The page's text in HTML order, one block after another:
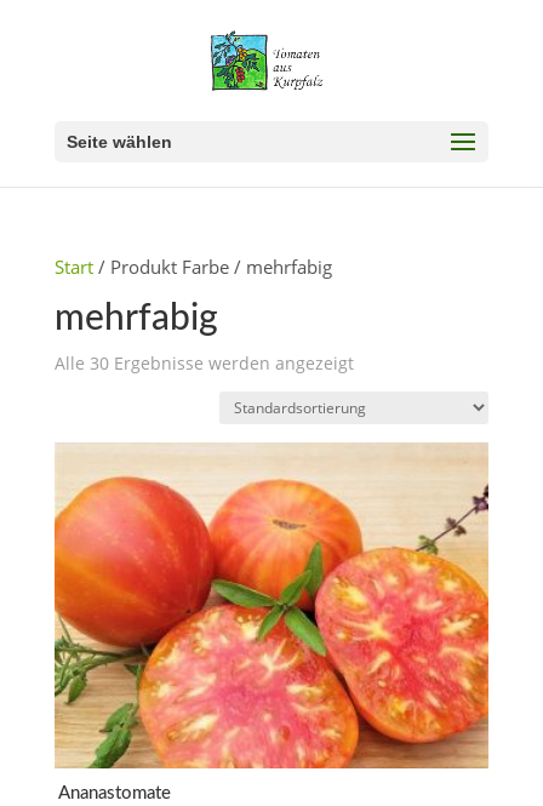
Seite wählen
Start/ Produkt Farbe / mehrfabig
mehrfabig
Alle 30 Ergebnisse werden angezeigt
Ananastomate